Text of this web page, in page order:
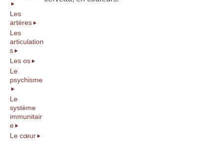
Les
artères
Les
articulation
s
Les os
Le
psychisme
Le
système
immunitair
e
Le cœur